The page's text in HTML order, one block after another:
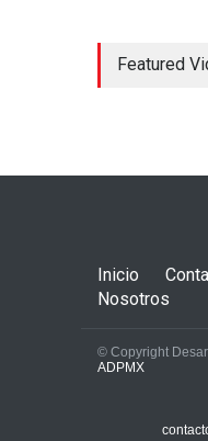
supersónico
AICM pase de
Featured
Inicio
Nosotros
© Copyright
ADPMX